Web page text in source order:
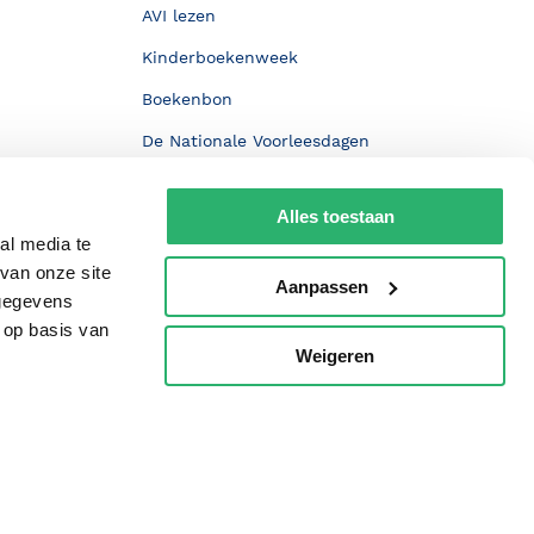
media te
onze site
basis van
Alles toestaan
Aanpassen
Weigeren
AVI lezen
Kinderboekenweek
Boekenbon
De Nationale Voorleesdagen
Wet op de Vaste Boekenprijs
Winacties